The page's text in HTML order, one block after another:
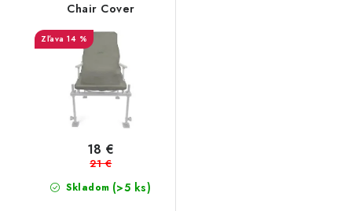
Chair Cover
14 %
Skladom (>5 ks)
18 €
21 €